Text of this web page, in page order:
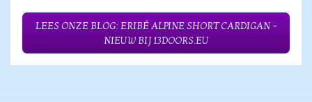
LEES ONZE BLOG: ERIBÉ ALPINE SHORT CARDIGAN –
NIEUW BIJ 13DOORS.EU